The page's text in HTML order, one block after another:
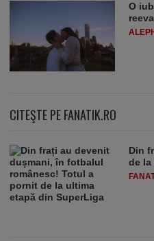
O
CITEŞTE PE FANATIK.RO
Din
de la